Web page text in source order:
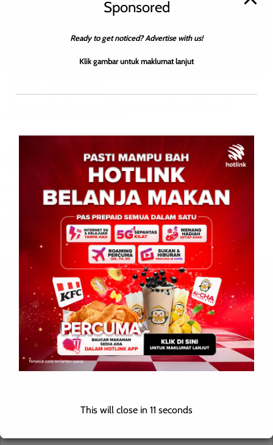
TV Sabah November 28, 2022 0
Pusat perlindungan atasi pengemis kanak-kanak beroperasi
akhir tahun ini KOTA KINABALU: Projek perintis akan
dilaksanakan di Kota Kinabalu dengan mewujudkan Pusat
Perlindungan Sementara bagi mengatasi […]
Leave a Reply
Your email address will not be published. Required fields are
marked
Comment*
Sponsored
Ready to get noticed? Advertise with us!
Klik gambar untuk maklumat lanjut
This will close in 10 seconds